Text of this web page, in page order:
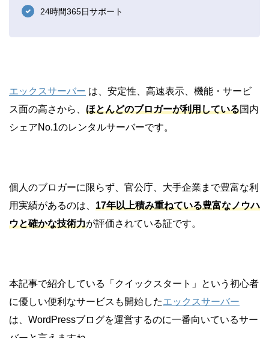
24時間365日サポート
エックスサーバー は、安定性、高速表示、機能・サービ
ス面の高さから、 ほとんどのブロガーが利用している国内
シェアNo.1のレンタルサーバーです。
個人のブロガーに限らず、官公庁、大手企業まで豊富な利
用実績があるのは、 17年以上積み重ねている豊富なノウハ
ウと確かな技術力が評価されている証です。
本記事で紹介している「クイックスタート」という初心者
に優しい便利なサービスも開始したエックスサーバー
は、WordPressブログを運営するのに一番向いているサー